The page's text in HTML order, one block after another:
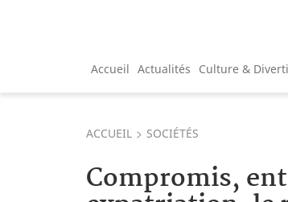
Accueil Actualités Culture &
ACCUEIL SOCIÉTÉS
Compromis,